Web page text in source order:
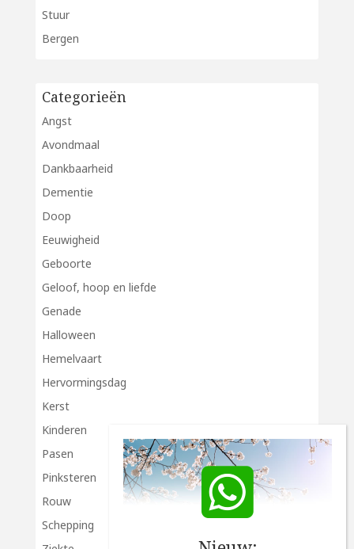
Stuur
Bergen
Categorieën
Angst
Avondmaal
Dankbaarheid
Dementie
Doop
Eeuwigheid
Geboorte
Geloof, hoop en liefde
Genade
Halloween
Hemelvaart
Hervormingsdag
Kerst
Kinderen
Pasen
Pinksteren
Rouw
Schepping